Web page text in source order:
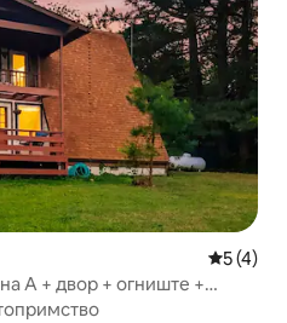
5 (4)
А + двор + огниште +